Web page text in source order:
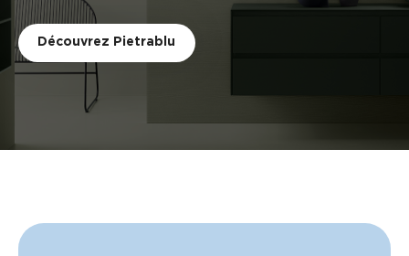
Découvrez Pietrablu